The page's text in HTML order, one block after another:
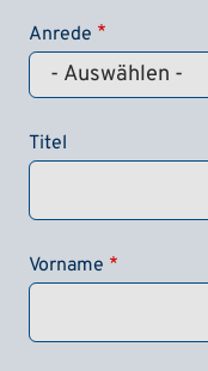
Anrede
Titel
Vorname